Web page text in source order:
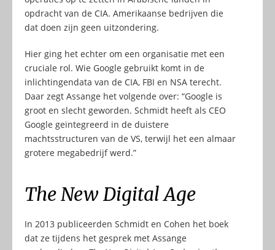
opdracht van de CIA. Amerikaanse bedrijven die
dat doen zijn geen uitzondering.
Hier ging het echter om een organisatie met een
cruciale rol. Wie Google gebruikt komt in de
inlichtingendata van de CIA, FBI en NSA terecht.
Daar zegt Assange het volgende over: “Google is
groot en slecht geworden. Schmidt heeft als CEO
Google geïntegreerd in de duistere
machtsstructuren van de VS, terwijl het een almaar
grotere megabedrijf werd.”
The New Digital Age
In 2013 publiceerden Schmidt en Cohen het boek
dat ze tijdens het gesprek met Assange